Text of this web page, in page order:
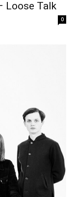
Loose Talk
0